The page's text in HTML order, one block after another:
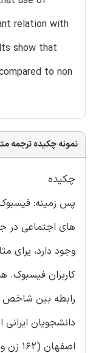
relation with
show that
to non
نمونه چکیده ترجمه
چکیده
پس زمینه:
های اجتماعی در
وجود دارد، یرای
کاربران فیسبوک.
رابطه بین شاخص